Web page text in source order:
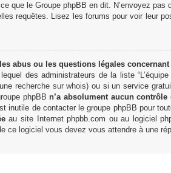
que le Groupe phpBB en dit. N’envoyez
requêtes. Lisez les forums pour voir leur
abus ou les questions légales
lequel des administrateurs de la liste
recherche sur whois) ou si un service
phpBB n’a absolument aucun contrôle
inutile de contacter le groupe phpBB pour
au site Internet phpbb.com ou au logiciel
ce logiciel vous devez vous attendre à une